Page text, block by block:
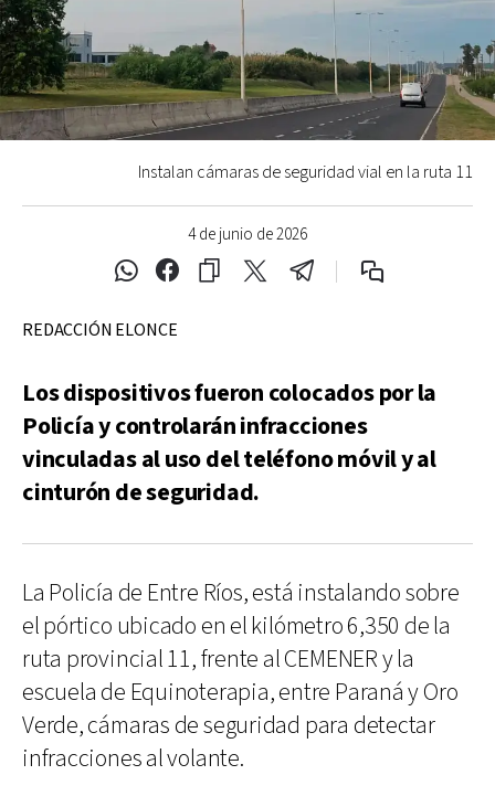
4 de junio de 2026
Instalan cámaras de seguridad vial en la ruta 11
REDACCIÓN ELONCE
Los dispositivos fueron colocados por la
Policía y controlarán infracciones
vinculadas al uso del teléfono móvil y al
cinturón de seguridad.
La Policía de Entre Ríos, está instalando sobre
el pórtico ubicado en el kilómetro 6,350 de la
ruta provincial 11, frente al CEMENER y la
escuela de Equinoterapia, entre Paraná y Oro
Verde, cámaras de seguridad para detectar
infracciones al volante.